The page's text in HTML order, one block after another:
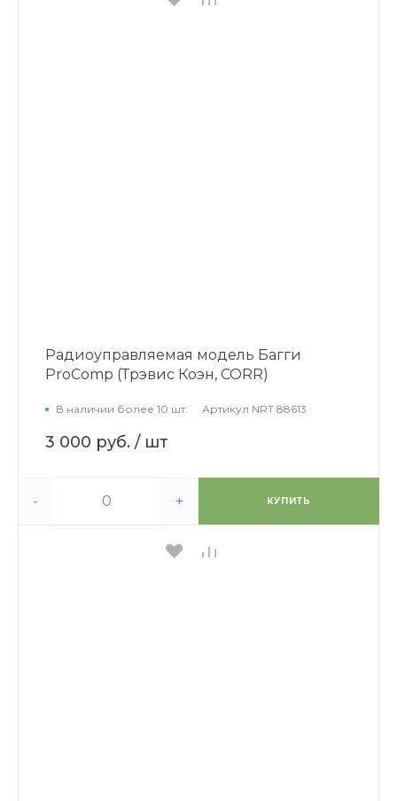
Радиоуправляемая модель Багги
ProComp (Трэвис Коэн, CORR)
В наличии более 10 шт. Артикул NRT 88613
3 000 руб. / шт
- + КУПИТЬ